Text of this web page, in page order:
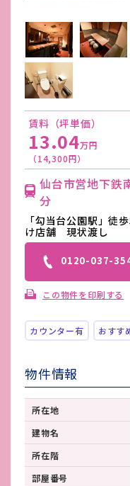
賃料（坪単価）
13.04万円
（14,300円）
仙台市営地下鉄
分
「勾当台公園駅」徒
け店舗 現状渡し
0120-037-
この物件を印刷する
カウンター有 おすす
物件情報
所在地
建物名
所在階
部屋番号